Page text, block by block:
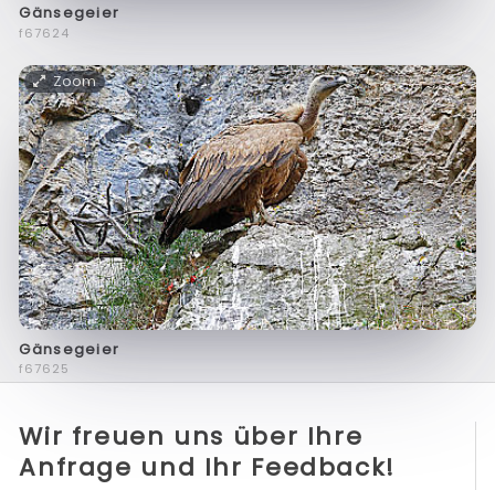
Gänsegeier
f67624
Zoom
Gänsegeier
f67625
Wir freuen uns über Ihre
Anfrage und Ihr Feedback!